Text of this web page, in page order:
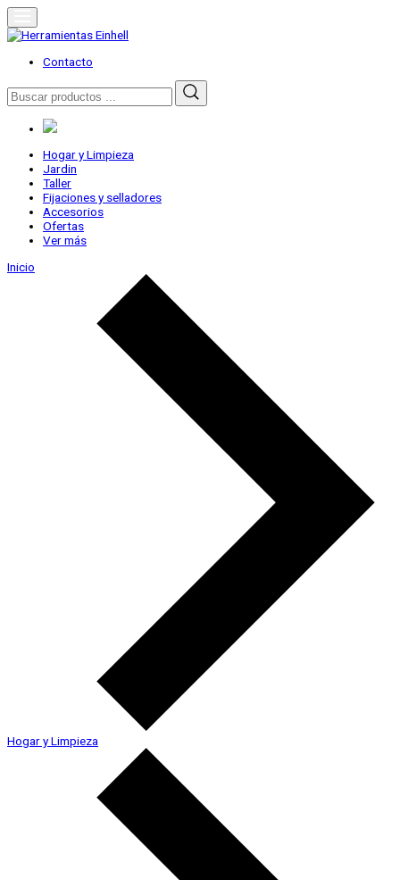
Skip
to
content
Herramientas Einhell
Distribuidor Oficial
Contacto
Buscar
por:
Hogar y Limpieza
Jardin
Taller
Fijaciones y selladores
Accesorios
Ofertas
Ver más
Inicio
Hogar y Limpieza